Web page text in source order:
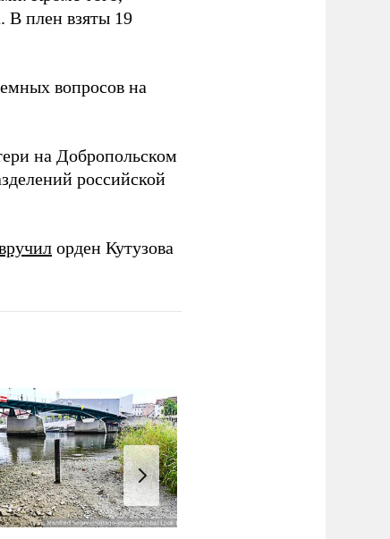
В плен взяты 19
вопросов на
на Добропольском
российской
орден Кутузова